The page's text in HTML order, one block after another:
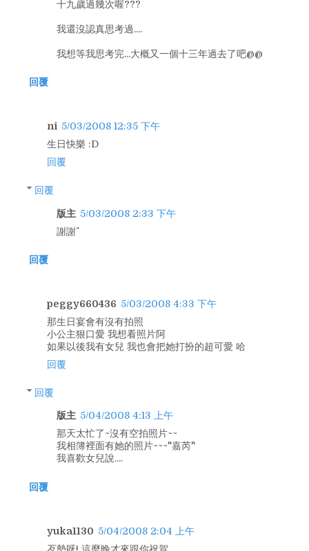
十九歲過幾次喔???
我還沒認真思考過....
我想等我思考完...大概又一個十三年過去了吧@@
回覆
ni 5/03/2008 12:35 下午
生日快樂 :D
回覆
回覆
版主 5/03/2008 2:33 下午
謝謝^^
回覆
peggy660436 5/03/2008 4:33 下午
那生日宴會有沒有拍照
小公主狠口愛 我想看照片阿
如果以後我有女兒 我也會把她打扮的超可愛 哈
回覆
回覆
版主 5/04/2008 4:13 上午
那天太忙了~沒有空拍照片~~
我相簿裡面有她的照片~~~"嘉芮"
我喜歡女兒說....
回覆
yuka1130 5/04/2008 2:04 上午